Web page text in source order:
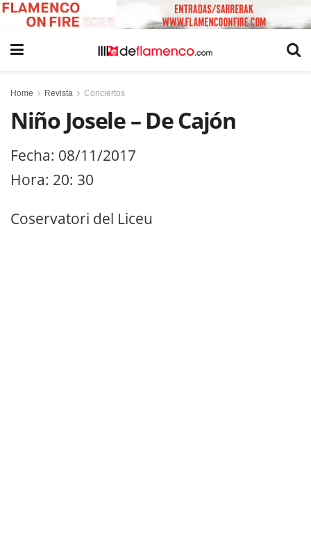
Home Revista Conciertos
Niño Josele – De Cajón
Fecha: 08/11/2017
Hora: 20: 30
Coservatori del Liceu